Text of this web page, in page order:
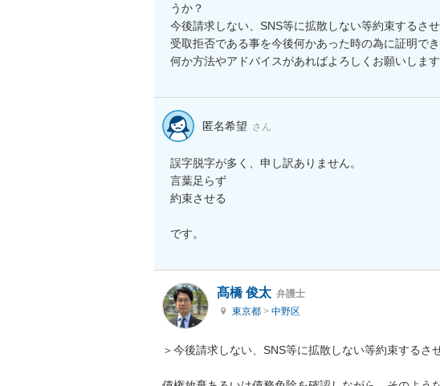
うか？
今後請求しない、SNS等に拡散しない等約束するさせ
受取拒否である事を今後何かあった時の為に証明で
何か方法やアドバイスがあればよろしくお願いします
匿名希望 さん
誤字脱字が多く、申し訳ありません。
言葉足らず
約束させる
です。
髙橋 俊太 弁護士
東京都 > 中野区
＞今後請求しない、SNS等に拡散しない等約束するさせ